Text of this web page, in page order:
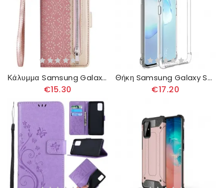
Κάλυμμα Samsung Galaxy S20 Plus / S20 Plus 5G Δαντελένιο Τσαντάκι Νομισμάτων
€15.30
Θήκη Samsung Galaxy S20 Plus / S20 Plus 5G Imak Silky Με Ταινία Οθόνης
€17.20